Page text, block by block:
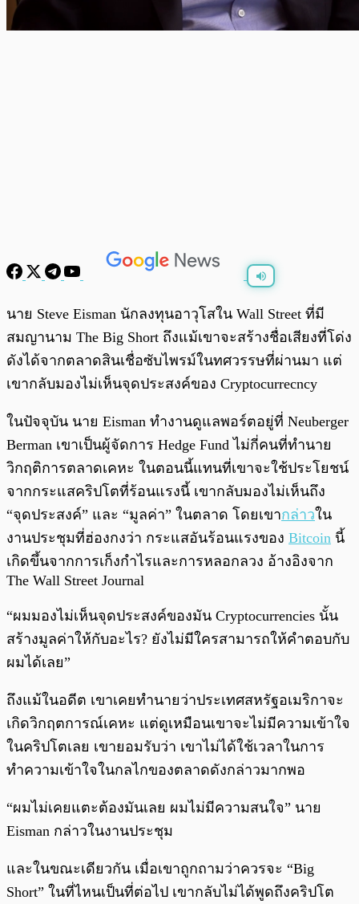
0:00
นาย Steve Eisman นักลงทุนอาวุโสใน Wall Street ที่มี
สมญานาม The Big Short ถึงแม้เขาจะสร้างชื่อเสียงที่โด่ง
ดังได้จากตลาดสินเชื่อซับไพรม์ในทศวรรษที่ผ่านมา แต่
เขากลับมองไม่เห็นจุดประสงค์ของ Cryptocurrecncy
ในปัจจุบัน นาย Eisman ทำงานดูแลพอร์ตอยู่ที่ Neuberger
Berman เขาเป็นผู้จัดการ Hedge Fund ไม่กี่คนที่ทำนาย
วิกฤติการตลาดเคหะ ในตอนนี้แทนที่เขาจะใช้ประโยชน์
จากกระแสคริปโตที่ร้อนแรงนี้ เขากลับมองไม่เห็นถึง
“จุดประสงค์” และ “มูลค่า” ในตลาด โดยเขากล่าวใน
งานประชุมที่ฮ่องกงว่า กระแสอันร้อนแรงของ Bitcoin นี้
เกิดขึ้นจากการเก็งกำไรและการหลอกลวง อ้างอิงจาก
The Wall Street Journal
“ผมมองไม่เห็นจุดประสงค์ของมัน Cryptocurrencies นั้น
สร้างมูลค่าให้กับอะไร? ยังไม่มีใครสามารถให้คำตอบกับ
ผมได้เลย”
ถึงแม้ในอดีต เขาเคยทำนายว่าประเทศสหรัฐอเมริกาจะ
เกิดวิกฤตการณ์เคหะ แต่ดูเหมือนเขาจะไม่มีความเข้าใจ
ในคริปโตเลย เขายอมรับว่า เขาไม่ได้ใช้เวลาในการ
ทำความเข้าใจในกลไกของตลาดดังกล่าวมากพอ
“ผมไม่เคยแตะต้องมันเลย ผมไม่มีความสนใจ” นาย
Eisman กล่าวในงานประชุม
และในขณะเดียวกัน เมื่อเขาถูกถามว่าควรจะ “Big
Short” ในที่ไหนเป็นที่ต่อไป เขากลับไม่ได้พูดถึงคริปโต